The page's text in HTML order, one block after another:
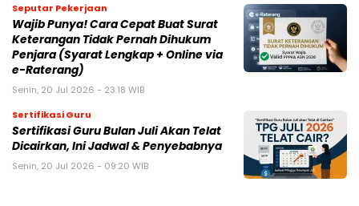
Seputar Pekerjaan
Wajib Punya! Cara Cepat Buat Surat
Keterangan Tidak Pernah Dihukum
Penjara (Syarat Lengkap + Online via
e-Raterang)
Senin, 20 Jul 2026 - 23:18 WIB
Sertifikasi Guru
Sertifikasi Guru Bulan Juli Akan Telat
Dicairkan, Ini Jadwal & Penyebabnya
Senin, 20 Jul 2026 - 09:20 WIB